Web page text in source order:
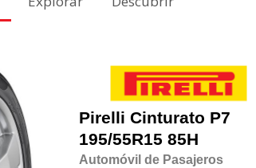
Pirelli Cinturato P7
195/55R15 85H
Automóvil de Pasajeros